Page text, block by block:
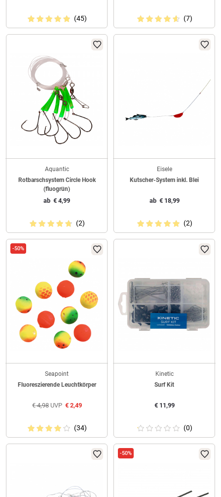
(45) (7)
Aquantic
Rotbarschsystem Circle Hook
(fluogrün)
ab € 4,99
(2)
Eisele
Kutscher-System inkl. Blei
ab €18,99
(2)
-50%
Seapoint
Fluoreszierende Leuchtkörper
€4,98UVP €2,49
(34)
Kinetic
Surf Kit
€11,99
(0)
-50%